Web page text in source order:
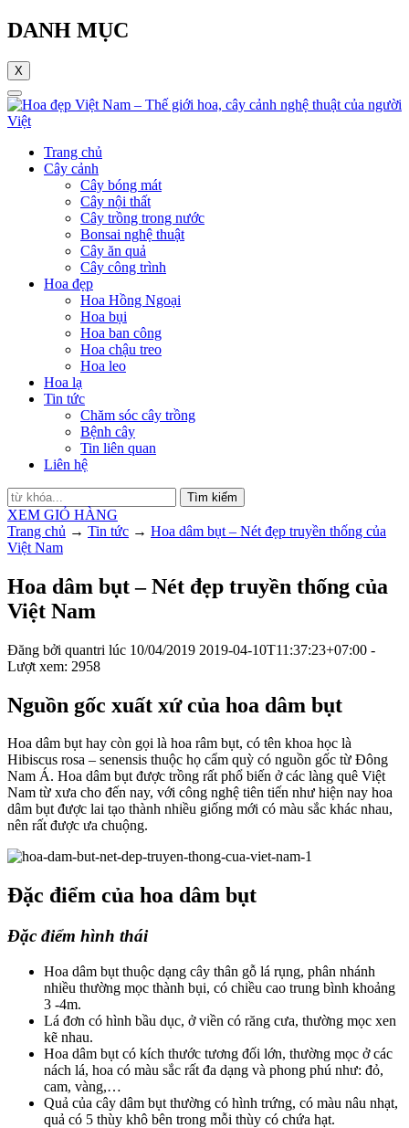
DANH MỤC
X
Trang chủ
Cây cảnh
Cây bóng mát
Cây nội thất
Cây trồng trong nước
Bonsai nghệ thuật
Cây ăn quả
Cây công trình
Hoa đẹp
Hoa Hồng Ngoại
Hoa bụi
Hoa ban công
Hoa chậu treo
Hoa leo
Hoa lạ
Tin tức
Chăm sóc cây trồng
Bệnh cây
Tin liên quan
Liên hệ
Tìm kiếm
XEM GIỎ HÀNG
Trang chủ → Tin tức → Hoa dâm bụt – Nét đẹp truyền thống của
Việt Nam
Hoa dâm bụt – Nét đẹp truyền thống của
Việt Nam
Đăng bởi quantri lúc 10/04/2019 2019-04-10T11:37:23+07:00 -
Lượt xem: 2958
Nguồn gốc xuất xứ của hoa dâm bụt
Hoa dâm bụt hay còn gọi là hoa râm bụt, có tên khoa học là
Hibiscus rosa – senensis thuộc họ cẩm quỳ có nguồn gốc từ Đông
Nam Á. Hoa dâm bụt được trồng rất phổ biến ở các làng quê Việt
Nam từ xưa cho đến nay, với công nghệ tiên tiến như hiện nay hoa
dâm bụt được lai tạo thành nhiều giống mới có màu sắc khác nhau,
nên rất được ưa chuộng.
Đặc điểm của hoa dâm bụt
Đặc điểm hình thái
Hoa dâm bụt thuộc dạng cây thân gỗ lá rụng, phân nhánh
nhiều thường mọc thành bụi, có chiều cao trung bình khoảng
3 -4m.
Lá đơn có hình bầu dục, ở viền có răng cưa, thường mọc xen
kẽ nhau.
Hoa dâm bụt có kích thước tương đối lớn, thường mọc ở các
nách lá, hoa có màu sắc rất đa dạng và phong phú như: đỏ,
cam, vàng,…
Quả của cây dâm bụt thường có hình trứng, có màu nâu nhạt,
quả có 5 thùy khô bên trong mỗi thùy có chứa hạt.